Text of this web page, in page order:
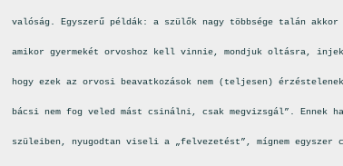
valóság. Egyszerű példák: a szülők nagy többsége talán
amikor gyermekét orvoshoz kell vinnie, mondjuk oltásra,
hogy ezek az orvosi beavatkozások nem (teljesen)
bácsi nem fog veled mást csinálni, csak megvizsgál”. Ennek
szüleiben, nyugodtan viseli a „felvezetést”, mígnem